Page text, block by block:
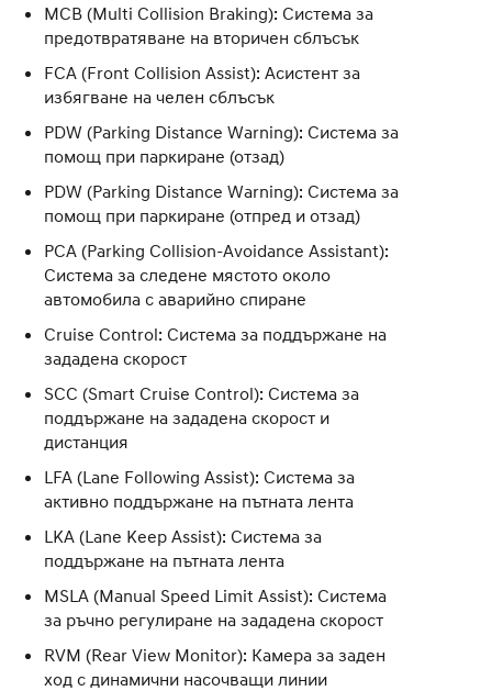
MCB (Multi Collision Braking): Система за
предотвратяване на вторичен сблъсък
FCA (Front Collision Assist): Асистент за
избягване на челен сблъсък
PDW (Parking Distance Warning): Система за
помощ при паркиране (отзад)
PDW (Parking Distance Warning): Система за
помощ при паркиране (отпред и отзад)
PCA (Parking Collision-Avoidance Assistant):
Система за следене мястото около
автомобила с аварийно спиране
Cruise Control: Система за поддържане на
зададена скорост
SCC (Smart Cruise Control): Система за
поддържане на зададена скорост и
дистанция
LFA (Lane Following Assist): Система за
активно поддържане на пътната лента
LKA (Lane Keep Assist): Система за
поддържане на пътната лента
MSLA (Manual Speed Limit Assist): Система
за ръчно регулиране на зададена скорост
RVM (Rear View Monitor): Камера за заден
ход с динамични насочващи линии